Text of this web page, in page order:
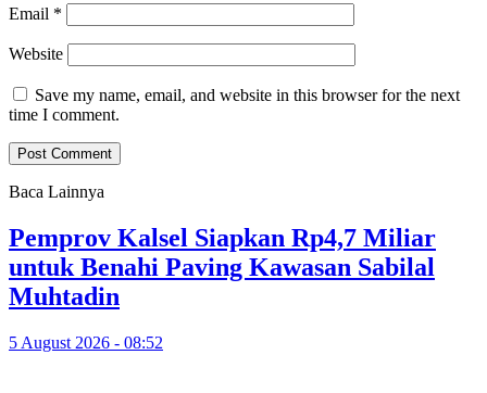
Email *
Website
Save my name, email, and website in this browser for the next
time I comment.
Baca Lainnya
Pemprov Kalsel Siapkan Rp4,7 Miliar
untuk Benahi Paving Kawasan Sabilal
Muhtadin
5 August 2026 - 08:52